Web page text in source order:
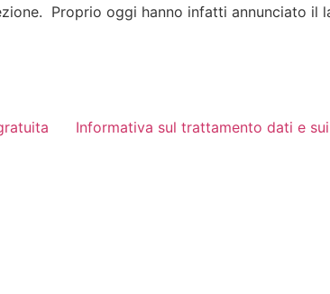
Proprio oggi hanno infatti annunciato il
Informativa sul trattamento dati e